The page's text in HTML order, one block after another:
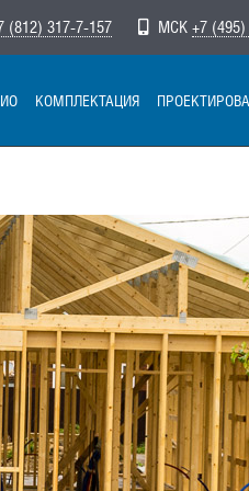
(812) 317-7-157 МСК +7
КОМПЛЕКТАЦИЯ